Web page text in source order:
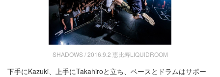
SHADOWS / 2016.9.2 恵比寿LIQUIDROOM
下手にKazuki、上手にTakahiroと立ち、ベースとドラムはサポー